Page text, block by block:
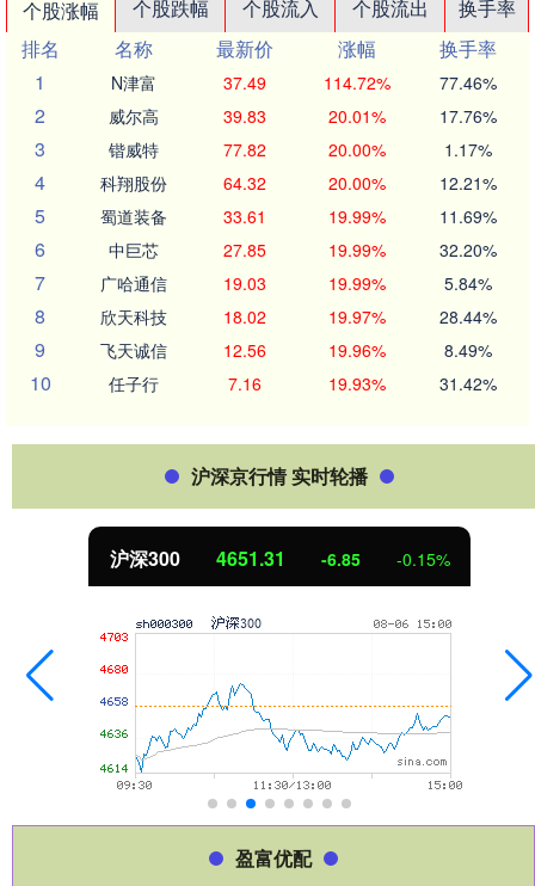
个股涨幅 个股跌幅 个股流入 个股流出
换手率
排名
名称 最新价 涨幅
换手率
1
N津富 37.49 114.72% 77.46%
2 威尔高 39.83 20.01% 17.76%
3 锴威特 77.82 20.00% 1.17%
4 科翔股份 64.32 20.00% 12.21%
5 蜀道装备 33.61 19.99% 11.69%
6 中巨芯 27.85 19.99% 32.20%
7 广哈通信 19.03 19.99% 5.84%
8 欣天科技 18.02 19.97% 28.44%
9 飞天诚信 12.56 19.96% 8.49%
10 任子行 7.16 19.93% 31.42%
沪深京行情 实时轮播
北证50 1122.88 3.42 0.30%
盈富优配